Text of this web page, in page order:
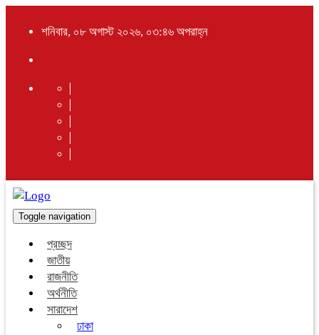
শনিবার, ০৮ অগাস্ট ২০২৬, ০৩:৪৬ অপরাহ্ন
Toggle navigation
প্রচ্ছদ
জাতীয়
রাজনীতি
অর্থনীতি
সারাদেশ
ঢাকা